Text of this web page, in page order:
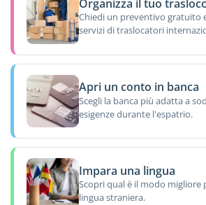
Organizza il tuo
Chiedi un preventivo gratuito
servizi di traslocatori
Apri un conto in banca
Scegli la banca più adatta a
esigenze durante l'espatrio.
Impara una lingua
Scopri qual è il modo migliore
lingua straniera.